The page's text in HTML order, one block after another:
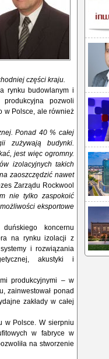
części kraju.
rynku budowlanym i
pozwoli
w Polsce, ale również
Ponad 40 % całej
zużywają budynki.
jest więc ogromny.
izolacyjnych takich
zaoszczędzić nawet
Zarządu Rockwool
nie tylko zaspokoić
eksportowe
koncernu
na rynku izolacji z
i rozwiązania
akustyki i
produkcyjnymi – w
zainwestował ponad
zakłady w całej
w Polsce. W sierpniu
w fabryce w
na stworzenie